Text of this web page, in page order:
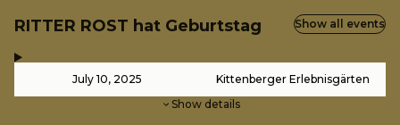
RITTER ROST hat Geburtstag
July 10, 2025 Kittenberger Erlebnisgärten
Show details
Show all events